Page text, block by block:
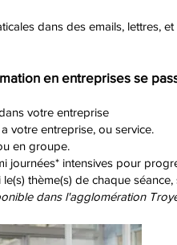
dans des emails, lettres,
en entreprises se
votre entreprise
votre entreprise, ou service.
en groupe.
journées* intensives pour
thème(s) de chaque
dans l'agglomération